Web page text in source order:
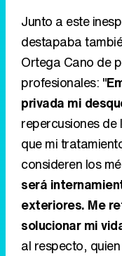
Junto a este
destapaba
Ortega Cano de
profesionales: "
privada mi
repercusiones
que mi
consideren los
será
exteriores. Me
solucionar mi
al respecto,